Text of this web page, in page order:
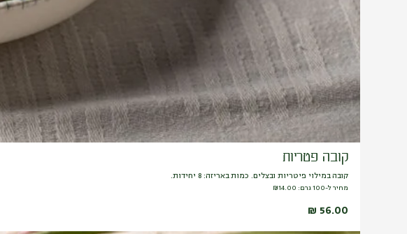
קובה פטריות
קובה במילוי פיטריות ובצלים. כמות באריזה: 8 יחידות.
מחיר ל-100 גרם: ₪14.00
₪ 56.00